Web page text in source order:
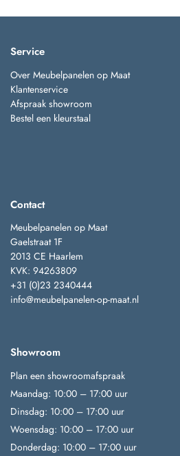
Service
Over Meubelpanelen op Maat
Klantenservice
Afspraak showroom
Bestel een kleurstaal
Contact
Meubelpanelen op Maat
Gaelstraat 1F
2013 CE Haarlem
KVK: 94263809
+31 (0)23 2340444
info@meubelpanelen-op-maat.nl
Showroom
Plan een showroomafspraak
Maandag: 10:00 – 17:00 uur
Dinsdag: 10:00 – 17:00 uur
Woensdag: 10:00 – 17:00 uur
Donderdag: 10:00 – 17:00 uur